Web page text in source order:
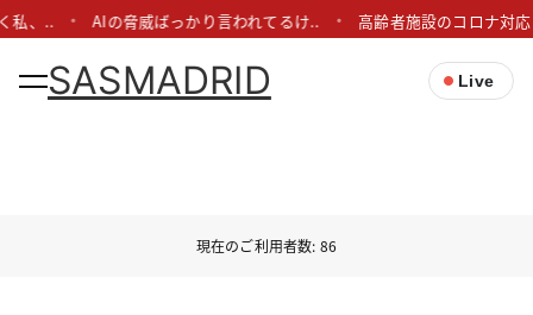
.. AIの脅威ばっかり言われてるけ.. 高齢者施設のコロナ対応っ
SASMADRID Live
現在のご利用者数: 86